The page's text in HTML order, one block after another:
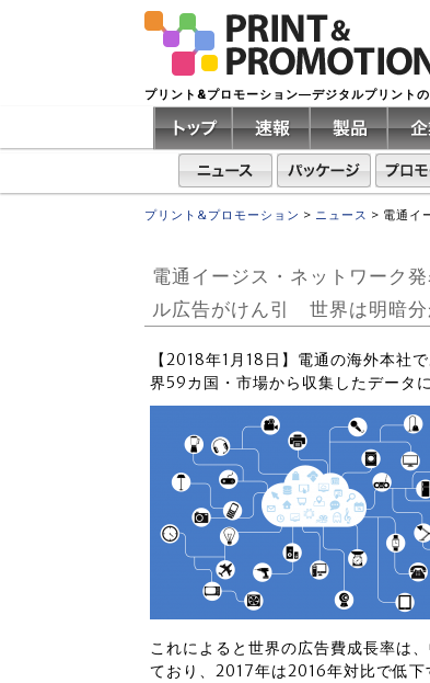
プリント&プロモーション―デジタルプリント
プリント&プロモーション > ニュース > 電通イ
電通イージス・ネットワーク
ル広告がけん引 世界は明暗
【2018年1月18日】電通の海外本社
界59カ国・市場から収集したデータ
これによると世界の広告費成長率は
ており、2017年は2016年対比で低下